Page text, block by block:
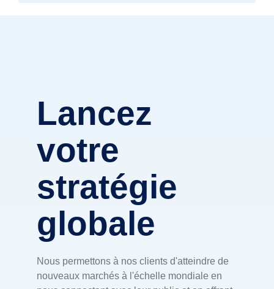
Lancez
votre
stratégie
globale
Nous permettons à nos clients d'atteindre de
nouveaux marchés à l'échelle mondiale en